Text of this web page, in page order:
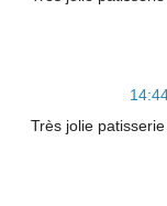
Très jolie